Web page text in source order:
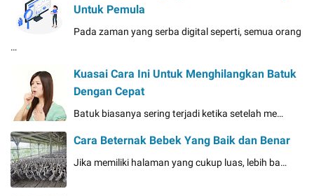
Untuk Pemula
Pada zaman yang serba digital seperti, semua orang
…
Kuasai Cara Ini Untuk Menghilangkan Batuk
Dengan Cepat
Batuk biasanya sering terjadi ketika setelah me…
Cara Beternak Bebek Yang Baik dan Benar
Jika memiliki halaman yang cukup luas, lebih ba…